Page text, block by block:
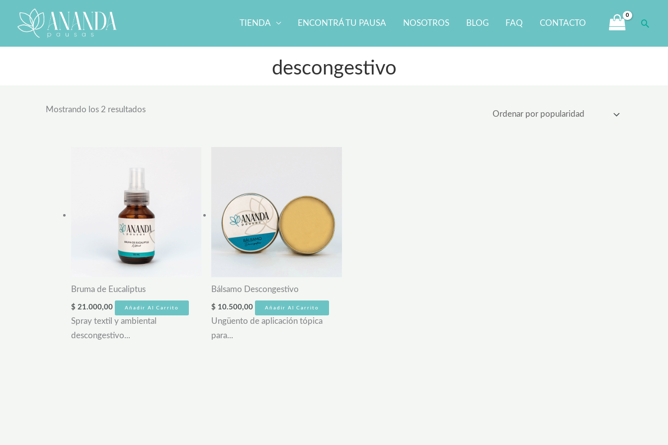
contenido
TIENDA ENCONTRÁ TU PAUSA NOSOTROS BLOG FAQ CONTACTO
descongestivo
Mostrando los 2 resultadospor
Bruma de Eucaliptus
$ 21.000,00 Añadir Al Carrito
Spray textil y ambiental
descongestivo...
Bálsamo Descongestivo
$ 10.500,00 Añadir Al Carrito
Ungüento de aplicación tópica
para...